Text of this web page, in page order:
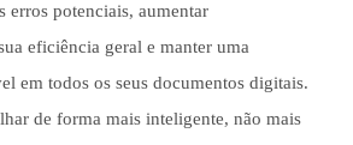
erros potenciais, aumentar
eficiência geral e manter uma
em todos os seus documentos digitais.
de forma mais inteligente, não mais